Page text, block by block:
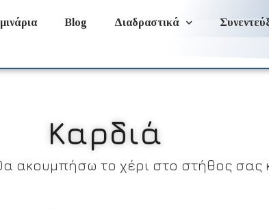
Blog Διαδραστικά
Καρδιά
ακουμπήσω το χέρι στο στήθος σας